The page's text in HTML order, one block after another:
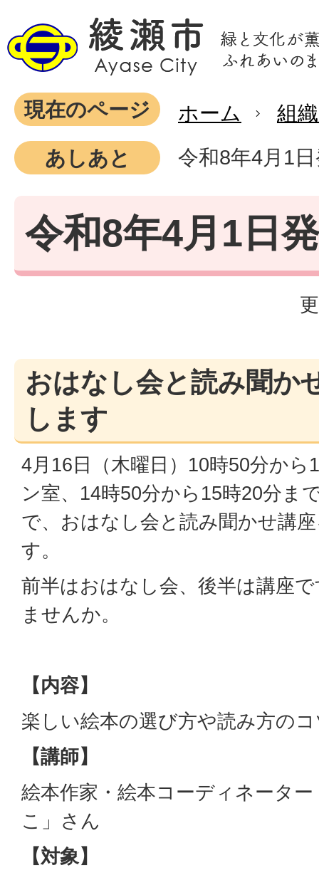
現在のページ ホーム
組
あしあと
令和8年4月1
令和8年4月1日
おはなし会と読み聞か
します
4月16日（木曜日）10時50分から
ン室、14時50分から15時20分ま
で、おはなし会と読み聞かせ講
す。
前半はおはなし会、後半は講座
ませんか。
【内容】
楽しい絵本の選び方や読み方の
【講師】
絵本作家・絵本コーディネータ
こ」さん
【対象】